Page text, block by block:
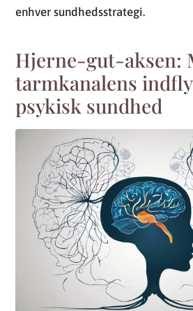
enhver sundhedsstrategi.
Hjerne-gut-aksen:
tarmkanalens
psykisk sundhed